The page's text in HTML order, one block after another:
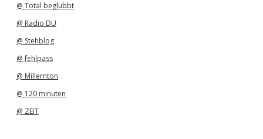
@ Total beglubbt
@ Radio DU
@ Stehblog
@ fehlpass
@ Millernton
@ 120 minuten
@ ZEIT